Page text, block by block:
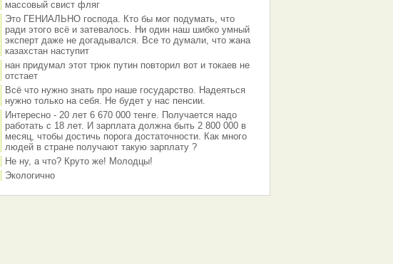
массовый свист фляг
Это ГЕНИАЛЬНО господа. Кто бы мог подумать, что
ради этого всё и затевалось. Ни один наш шибко умный
эксперт даже не догадывался. Все то думали, что жана
казахстан наступит
нан придумал этот трюк путин повторил вот и токаев не
отстает
Всё что нужно знать про наше государство. Надеяться
нужно только на себя. Не будет у нас пенсии.
Интересно - 20 лет 6 670 000 тенге. Получается надо
работать с 18 лет. И зарплата должна быть 2 800 000 в
месяц, чтобы достичь порога достаточности. Как много
людей в стране получают такую зарплату ?
Не ну, а что? Круто же! Молодцы!
Экологично